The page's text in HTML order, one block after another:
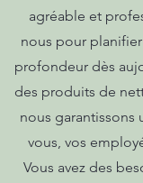
agréable et
nous pour
profondeur dès
des produits de
nous garantissons
vous, vos
Vous avez des